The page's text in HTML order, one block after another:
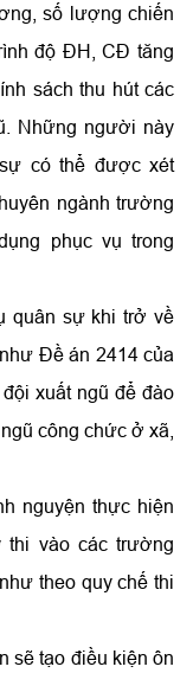
số lượng chiến
độ ĐH, CĐ tăng
sách thu hút các
Những người này
có thể được xét
ngành trường
phục vụ trong
quân sự khi trở về
Đề án 2414 của
xuất ngũ để đào
công chức ở xã,
nguyện thực hiện
vào các trường
theo quy chế thi
sẽ tạo điều kiện ôn